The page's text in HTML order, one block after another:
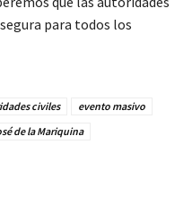
para todos los
civiles
evento masivo
de la Mariquina